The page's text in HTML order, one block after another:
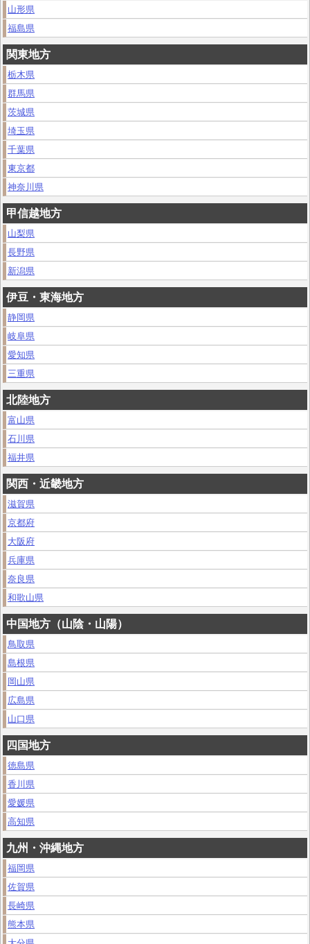
山形県
福島県
関東地方
栃木県
群馬県
茨城県
埼玉県
千葉県
東京都
神奈川県
甲信越地方
山梨県
長野県
新潟県
伊豆・東海地方
静岡県
岐阜県
愛知県
三重県
北陸地方
富山県
石川県
福井県
関西・近畿地方
滋賀県
京都府
大阪府
兵庫県
奈良県
和歌山県
中国地方（山陰・山陽）
鳥取県
島根県
岡山県
広島県
山口県
四国地方
徳島県
香川県
愛媛県
高知県
九州・沖縄地方
福岡県
佐賀県
長崎県
熊本県